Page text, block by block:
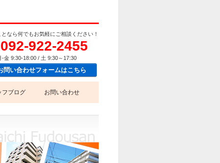
なら何でもお気軽にご相談ください！
092-922-2455
-金 9:30-18:00 / 土 9:30～17:30
問い合わせフォームはこちら
フブログ お問い合わせ